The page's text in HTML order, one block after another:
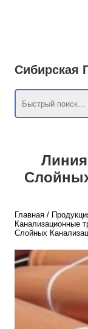
Сибирская
Главная /
Канализационные
Слойных